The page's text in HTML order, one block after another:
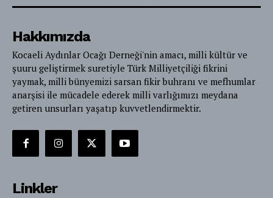
Hakkımızda
Kocaeli Aydınlar Ocağı Derneği'nin amacı, milli kültür ve
şuuru geliştirmek suretiyle Türk Milliyetçiliği fikrini
yaymak, milli bünyemizi sarsan fikir buhranı ve mefhumlar
anarşisi ile mücadele ederek milli varlığımızı meydana
getiren unsurları yaşatıp kuvvetlendirmektir.
Linkler